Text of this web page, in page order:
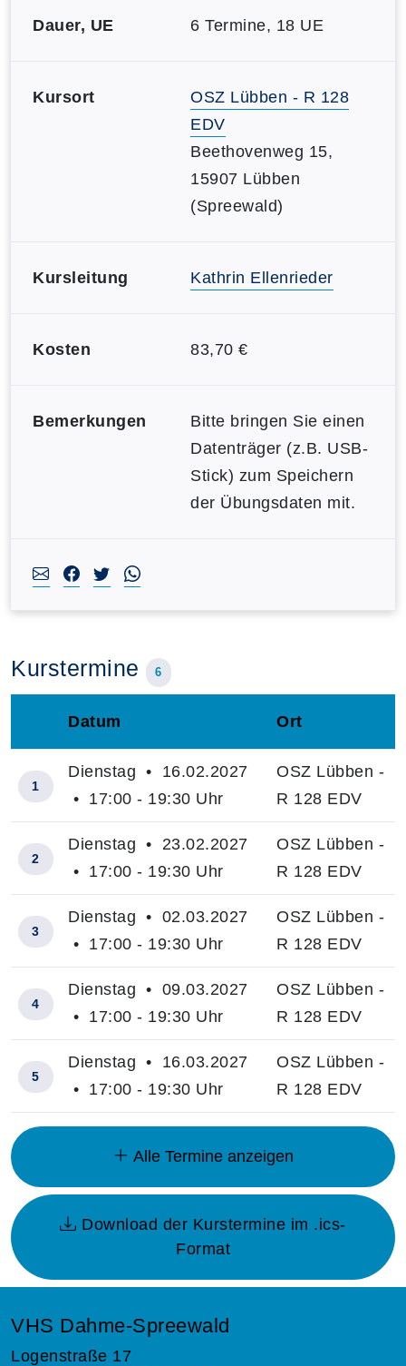
Dauer, UE 6 Termine, 18 UE
Kursort
OSZ Lübben - R 128
EDV
Beethovenweg 15,
15907 Lübben
(Spreewald)
Kursleitung Kathrin Ellenrieder
Kosten 83,70 €
Bemerkungen
Bitte bringen Sie einen
Datenträger (z.B. USB-
Stick) zum Speichern
der Übungsdaten mit.
Kurstermine 6
Insgesamt gibt es 6 Termine zum diesen Kurs
Datum Ort
1
Dienstag • 16.02.2027
• 17:00 - 19:30 Uhr
OSZ Lübben -
R 128 EDV
2
Dienstag • 23.02.2027
• 17:00 - 19:30 Uhr
OSZ Lübben -
R 128 EDV
3
Dienstag • 02.03.2027
• 17:00 - 19:30 Uhr
OSZ Lübben -
R 128 EDV
4
Dienstag • 09.03.2027
• 17:00 - 19:30 Uhr
OSZ Lübben -
R 128 EDV
5
Dienstag • 16.03.2027
• 17:00 - 19:30 Uhr
OSZ Lübben -
R 128 EDV
Alle Termine anzeigen
Download der Kurstermine im .ics-
Format
VHS Dahme-Spreewald
Logenstraße 17